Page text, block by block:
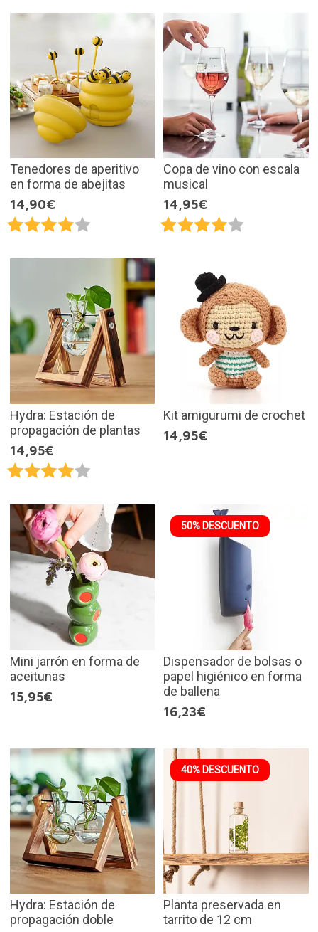
Tenedores de aperitivo
en forma de abejitas
14,90€
Copa de vino con escala
musical
14,95€
Hydra: Estación de
propagación de plantas
14,95€
Kit amigurumi de crochet
14,95€
Mini jarrón en forma de
aceitunas
15,95€
50% DESCUENTO
Dispensador de bolsas o
papel higiénico en forma
de ballena
16,23€
Hydra: Estación de
propagación doble
40% DESCUENTO
Planta preservada en
tarrito de 12 cm